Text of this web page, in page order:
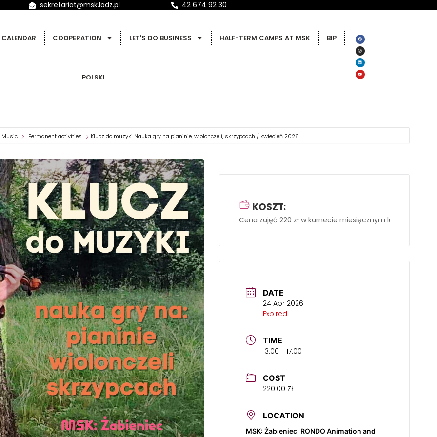
sekretariat@msk.lodz.pl 42 674 92 30
CALENDAR COOPERATION LET'S DO BUSINESS HALF-TERM CAMPS AT MSK BIP
POLSKI
Music Permanent activities Klucz do muzyki Nauka gry na pianinie, wiolonczeli, skrzypcach / kwiecień 2026
DATE
24 Apr 2026
Expired!
TIME
13:00 - 17:00
COST
220.00 ZŁ
LOCATION
MSK: Żabieniec, RONDO Animation and
KOSZT:
Cena zajęć 220 zł w karnecie miesięcznym lub 70 zł za